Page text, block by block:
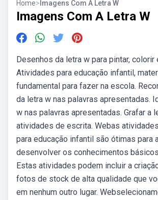
Home> Imagens Com A Letra W
Imagens Com A Letra W
Desenhos da letra w para pintar, colorir
Atividades para educação infantil,
fundamental para fazer na escola.
da letra w nas palavras apresentadas.
w nas palavras apresentadas. Grafar a
atividades de escrita. Webas
para educação infantil são ótimas para
desenvolver os conhecimentos
Estas atividades podem incluir a
fotos de stock de alta qualidade que
em nenhum outro lugar.